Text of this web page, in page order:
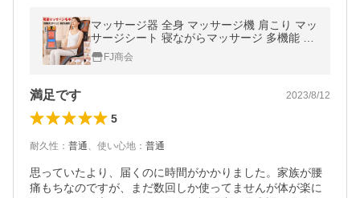
マッサージ器 全身 マッサージ機 肩こり マッ
サージシート 寝ながらマッサージ 多機能 シ
ートマッサージャー 家庭用 疲労解消 肩こり
首 敬老の日 プレゼント
FJ商会
満足です 2023/8/12
5
耐久性 ： 普通、 使い心地 ： 普通
思っていたより、届くのに時間がかかりました。家族が腰
痛もちなのですが、まだ数回しか使ってませんが体が楽に